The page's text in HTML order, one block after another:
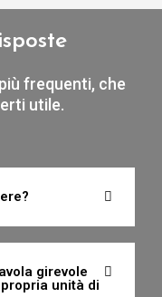
frequenti, che
utile.
girevole
unità di